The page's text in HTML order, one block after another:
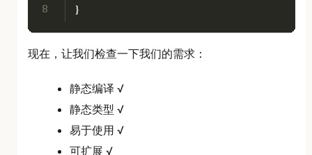
8
}
现在，让我们检查一下我们的需求：
静态编译 √
静态类型 √
易于使用 √
可扩展 √